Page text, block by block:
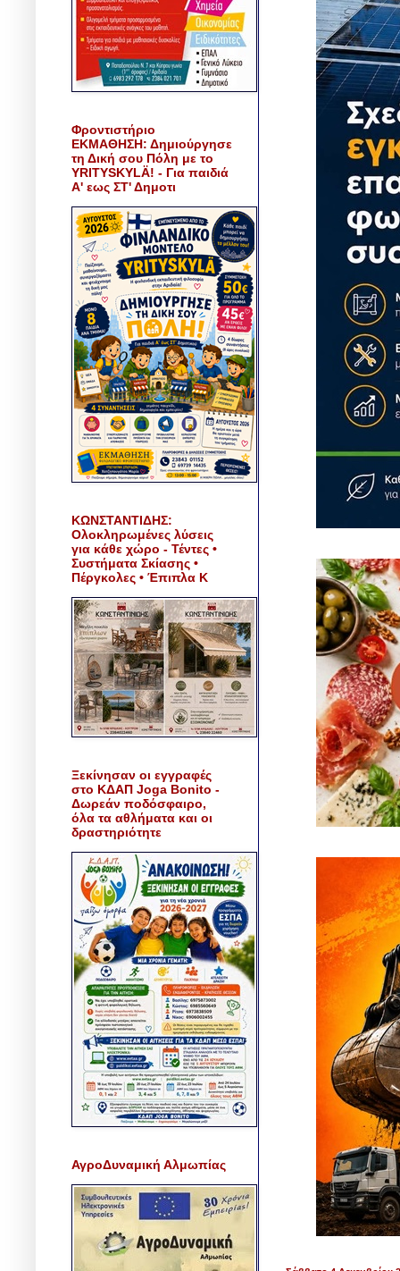
Φροντιστήριο
ΕΚΜΑΘΗΣΗ: Δημιούργησε
τη Δική σου Πόλη με το
YRITYSKYLÄ! - Για παιδιά
Α' εως ΣΤ' Δημοτι
ΚΩΝΣΤΑΝΤΙΔΗΣ:
Ολοκληρωμένες λύσεις
για κάθε χώρο - Τέντες •
Συστήματα Σκίασης •
Πέργκολες • Έπιπλα Κ
Ξεκίνησαν οι εγγραφές
στο ΚΔΑΠ Joga Bonito -
Δωρεάν ποδόσφαιρο,
όλα τα αθλήματα και οι
δραστηριότητε
ΑγροΔυναμική Αλμωπίας